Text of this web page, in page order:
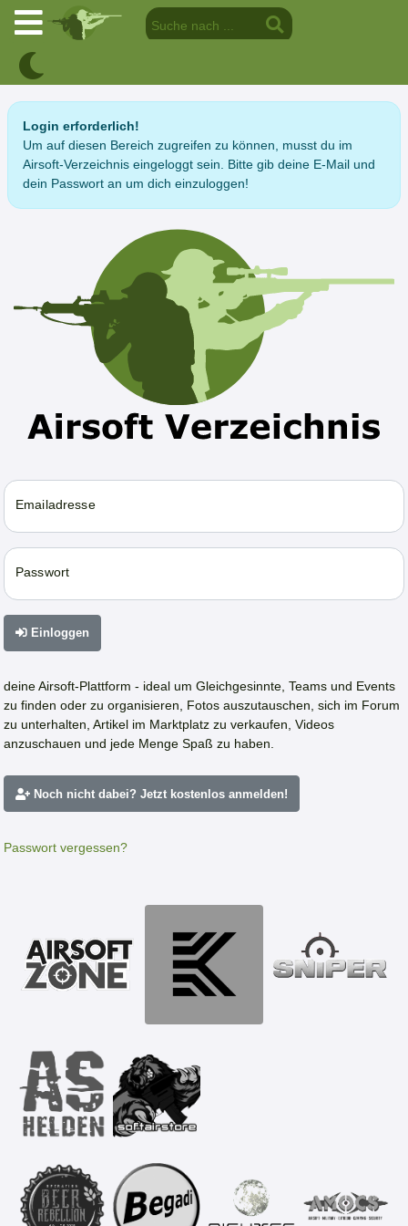
Login erforderlich!
Um auf diesen Bereich zugreifen zu können, musst du im
Airsoft-Verzeichnis eingeloggt sein. Bitte gib deine E-Mail und
dein Passwort an um dich einzuloggen!
Emailadresse
Passwort
Einloggen
deine Airsoft-Plattform - ideal um Gleichgesinnte, Teams und Events
zu finden oder zu organisieren, Fotos auszutauschen, sich im Forum
zu unterhalten, Artikel im Marktplatz zu verkaufen, Videos
anzuschauen und jede Menge Spaß zu haben.
Noch nicht dabei? Jetzt kostenlos anmelden!
Passwort vergessen?